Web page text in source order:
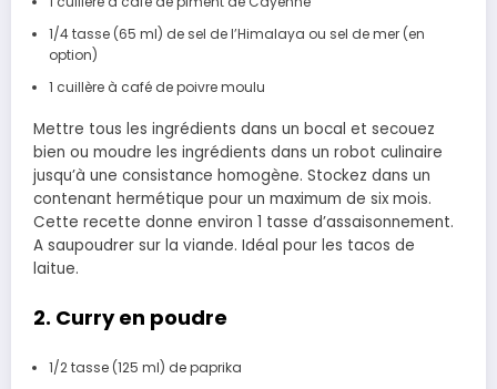
1/4 tasse (65 ml) de sel de l’Himalaya ou sel de mer (en
option)
1 cuillère à café de poivre moulu
Mettre tous les ingrédients dans un bocal et secouez
bien ou moudre les ingrédients dans un robot culinaire
jusqu’à une consistance homogène. Stockez dans un
contenant hermétique pour un maximum de six mois.
Cette recette donne environ 1 tasse d’assaisonnement.
A saupoudrer sur la viande. Idéal pour les tacos de
laitue.
2. Curry en poudre
1/2 tasse (125 ml) de paprika